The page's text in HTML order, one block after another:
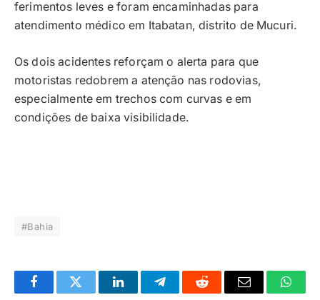
ferimentos leves e foram encaminhadas para
atendimento médico em Itabatan, distrito de Mucuri.
Os dois acidentes reforçam o alerta para que
motoristas redobrem a atenção nas rodovias,
especialmente em trechos com curvas e em
condições de baixa visibilidade.
#Bahia
FacebookTwitter LinkedInTelegramaReddit
E-